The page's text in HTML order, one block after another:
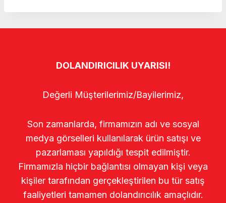
DOLANDIRICILIK UYARISI!
Değerli Müşterilerimiz/Bayilerimiz,
Son zamanlarda, firmamızın adı ve sosyal
medya görselleri kullanılarak ürün satışı ve
pazarlaması yapıldığı tespit edilmiştir.
Firmamızla hiçbir bağlantısı olmayan kişi veya
kişiler tarafından gerçekleştirilen bu tür satış
faaliyetleri tamamen dolandırıcılık amaçlıdır.